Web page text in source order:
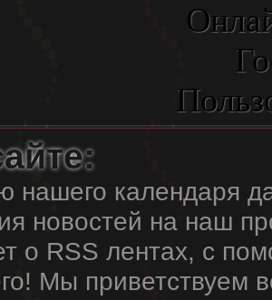
календаря
новостей на наш
о RSS лентах, с
Мы приветствуем